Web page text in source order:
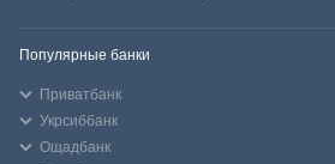
Популярные банки
Приватбанк
Укрсиббанк
Ощадбанк